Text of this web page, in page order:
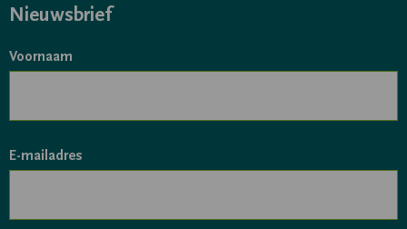
Nieuwsbrief
Voornaam
E-mailadres